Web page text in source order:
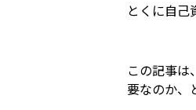
とくに自己
この記事は
要なのか、